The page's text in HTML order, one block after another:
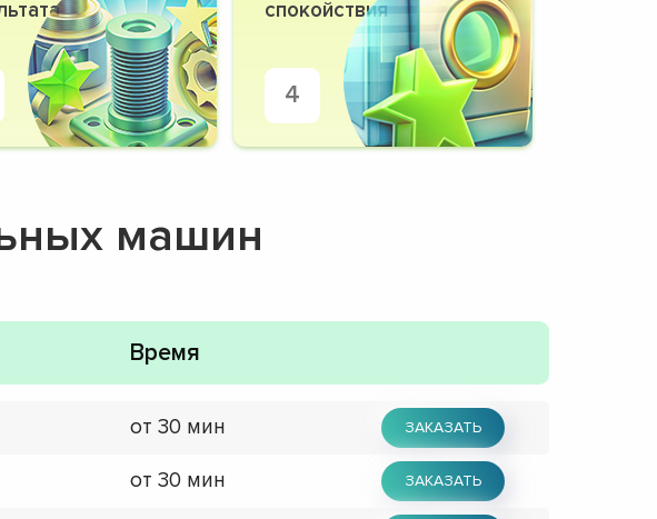
спокойствия
4
машин
Время
от 30 мин ЗАКАЗАТЬ
от 30 мин ЗАКАЗАТЬ